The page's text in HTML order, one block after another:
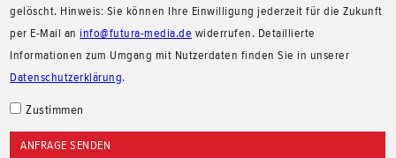
gelöscht. Hinweis: Sie können Ihre Einwilligung jederzeit für die Zukunft
per E-Mail aninfo@futura-media.de widerrufen. Detaillierte
Informationen zum Umgang mit Nutzerdaten finden Sie in unserer
Datenschutzerklärung.
Zustimmen